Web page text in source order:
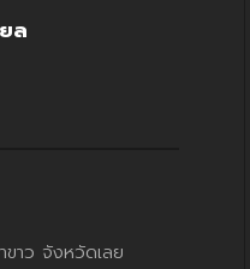
ล
ขาว จังหวัดเลย